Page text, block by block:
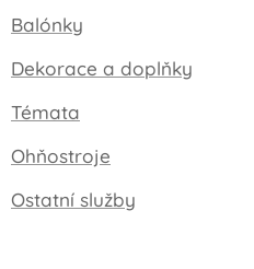
Balónky
Dekorace a doplňky
Témata
Ohňostroje
Ostatní služby